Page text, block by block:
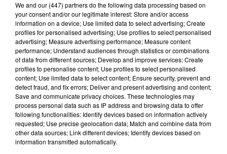
Lecture (1 min 14 sec)
100%
100% Radio l'agenda du Pays catalans
We and our (447) partnersdo the following data processing based on
your consent and/or our legitimate interest: Store and/or access
information on a device; Use limited data to select advertising; Create
profiles for personalised advertising; Use profiles to select personalised
advertising; Measure advertising performance; Measure content
performance; Understand audiences through statistics or combinations
of data from different sources; Develop and improve services; Create
profiles to personalise content; Use profiles to select personalised
content; Use limited data to select content; Ensure security, prevent and
detect fraud, and fix errors; Deliver and present advertising and content;
Save and communicate privacy choices. These technologies may
process personal data such as IP address and browsing data to offer
following functionalities: Identify devices based on information actively
requested; Use precise geolocation data; Match and combine data from
other data sources; Link different devices; Identify devices based on
information transmitted automatically.